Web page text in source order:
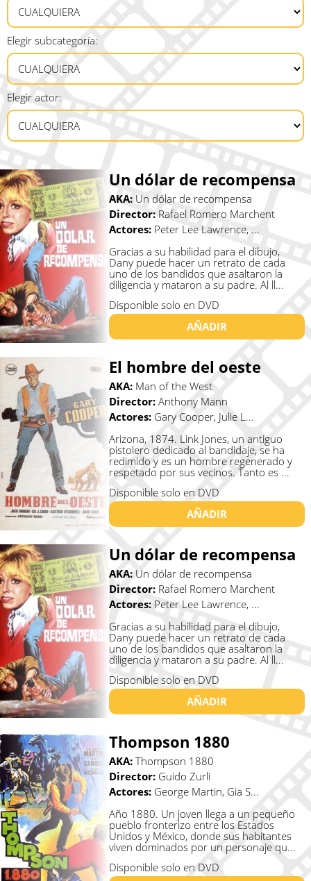
Elegir subcategoría:
Elegir actor:
Un dólar de recompensa
AKA:Un dólar de recompensa
Director:Rafael Romero Marchent
Actores: Peter Lee Lawrence, ...
Gracias a su habilidad para el dibujo,
Dany puede hacer un retrato de cada
uno de los bandidos que asaltaron la
diligencia y mataron a su padre. Al ll...
Disponible solo en DVD
AÑADIR
El hombre del oeste
AKA: Man of the West
Director: Anthony Mann
Actores: Gary Cooper, Julie L...
Arizona, 1874. Link Jones, un antiguo
pistolero dedicado al bandidaje, se ha
redimido y es un hombre regenerado y
respetado por sus vecinos. Tanto es ...
Disponible solo en DVD
AÑADIR
Un dólar de recompensa
AKA:Un dólar de recompensa
Director: Rafael Romero Marchent
Actores: Peter Lee Lawrence, ...
Gracias a su habilidad para el dibujo,
Dany puede hacer un retrato de cada
uno de los bandidos que asaltaron la
diligencia y mataron a su padre. Al ll...
Disponible solo en DVD
AÑADIR
Thompson 1880
AKA: Thompson 1880
Director: Guido Zurli
Actores: George Martin, Gia S...
Año 1880. Un joven llega a un pequeño
pueblo fronterizo entre los Estados
Unidos y México, donde sus habitantes
viven dominados por un personaje qu...
Disponible solo en DVD